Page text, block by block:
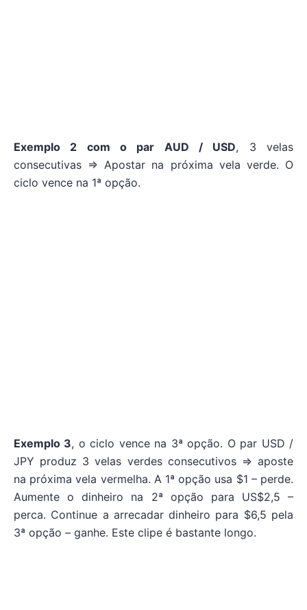
Exemplo 2 com o par AUD / USD, 3 velas
consecutivas => Apostar na próxima vela verde. O
ciclo vence na 1ª opção.
Exemplo 3, o ciclo vence na 3ª opção. O par USD /
JPY produz 3 velas verdes consecutivos => aposte
na próxima vela vermelha. A 1ª opção usa $1 – perde.
Aumente o dinheiro na 2ª opção para US$2,5 –
perca. Continue a arrecadar dinheiro para $6,5 pela
3ª opção – ganhe. Este clipe é bastante longo.